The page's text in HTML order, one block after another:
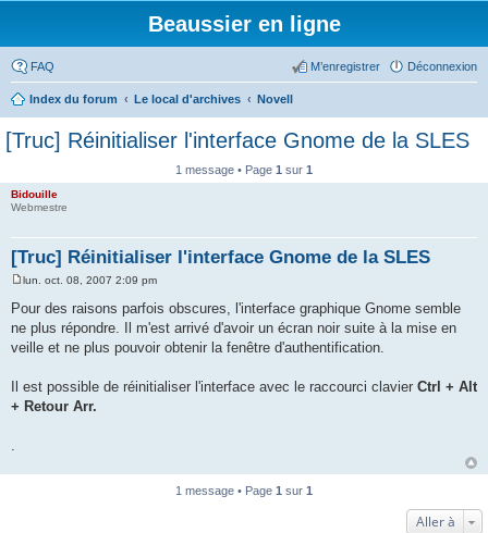
Beaussier en ligne
FAQ Déconnexion
M’enregistrer
Index du forum Le local d'archives Novell
[Truc] Réinitialiser l'interface Gnome de la SLES
1 message • Page 1 sur 1
Bidouille
Webmestre
[Truc] Réinitialiser l'interface Gnome de la SLES
s
s
a
g
lun. oct. 08, 2007 2:09 pm
Pour des raisons parfois obscures, l'interface graphique Gnome semble
ne plus répondre. Il m'est arrivé d'avoir un écran noir suite à la mise en
veille et ne plus pouvoir obtenir la fenêtre d'authentification.
Il est possible de réinitialiser l'interface avec le raccourci clavier Ctrl + Alt
+ Retour Arr.
.
1 message • Page 1 sur 1
Aller à